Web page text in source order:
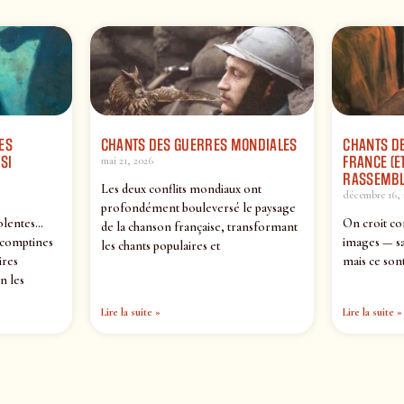
les
CHANTS DES GUERRES MONDIALES
mai 21, 2026
Les deux conflits mondiaux ont
profondément bouleversé le paysage
de la chanson française, transformant
les chants populaires et
Lire la suite »
CHANTS
FRANCE
décembre 16,
On croit
images —
mais ce
Lire la suite »